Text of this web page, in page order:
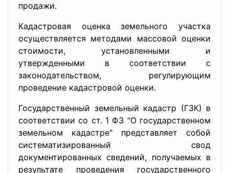
продажи.
Кадастровая оценка земельного участка
осуществляется методами массовой оценки
стоимости, установленными и
утвержденными в соответствии с
законодательством, регулирующим
проведение кадастровой оценки.
Государственный земельный кадастр (ГЗК) в
соответствии со ст. 1 ФЗ "О государственном
земельном кадастре" представляет собой
систематизированный свод
документированных сведений, получаемых в
результате проведения государственного